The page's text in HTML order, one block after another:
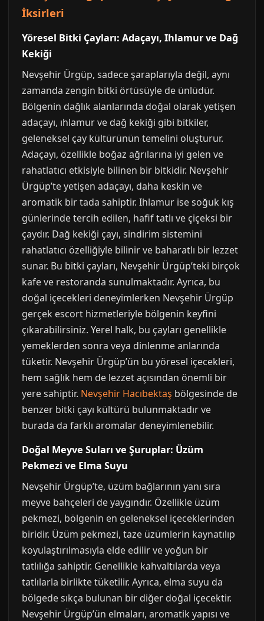
İksirleri
Yöresel Bitki Çayları: Adaçayı, Ihlamur ve Dağ
Kekiği
Nevşehir Ürgüp, sadece şaraplarıyla değil, aynı
zamanda zengin bitki örtüsüyle de ünlüdür.
Bölgenin dağlık alanlarında doğal olarak yetişen
adaçayı, ıhlamur ve dağ kekiği gibi bitkiler,
geleneksel çay kültürünün temelini oluşturur.
Adaçayı, özellikle boğaz ağrılarına iyi gelen ve
rahatlatıcı etkisiyle bilinen bir bitkidir. Nevşehir
Ürgüp’te yetişen adaçayı, daha keskin ve
aromatik bir tada sahiptir. Ihlamur ise soğuk kış
günlerinde tercih edilen, hafif tatlı ve çiçeksi bir
çaydır. Dağ kekiği çayı, sindirim sistemini
rahatlatıcı özelliğiyle bilinir ve baharatlı bir lezzet
sunar. Bu bitki çayları, Nevşehir Ürgüp’teki birçok
kafe ve restoranda sunulmaktadır. Ayrıca, bu
doğal içecekleri deneyimlerken Nevşehir Ürgüp
gerçek escort hizmetleriyle bölgenin keyfini
çıkarabilirsiniz. Yerel halk, bu çayları genellikle
yemeklerden sonra veya dinlenme anlarında
tüketir. Nevşehir Ürgüp’ün bu yöresel içecekleri,
hem sağlık hem de lezzet açısından önemli bir
yere sahiptir. Nevşehir Hacıbektaş bölgesinde de
benzer bitki çayı kültürü bulunmaktadır ve
burada da farklı aromalar deneyimlenebilir.
Doğal Meyve Suları ve Şuruplar: Üzüm
Pekmezi ve Elma Suyu
Nevşehir Ürgüp’te, üzüm bağlarının yanı sıra
meyve bahçeleri de yaygındır. Özellikle üzüm
pekmezi, bölgenin en geleneksel içeceklerinden
biridir. Üzüm pekmezi, taze üzümlerin kaynatılıp
koyulaştırılmasıyla elde edilir ve yoğun bir
tatlılığa sahiptir. Genellikle kahvaltılarda veya
tatlılarla birlikte tüketilir. Ayrıca, elma suyu da
bölgede sıkça bulunan bir diğer doğal içecektir.
Nevşehir Ürgüp’ün elmaları, aromatik yapısı ve